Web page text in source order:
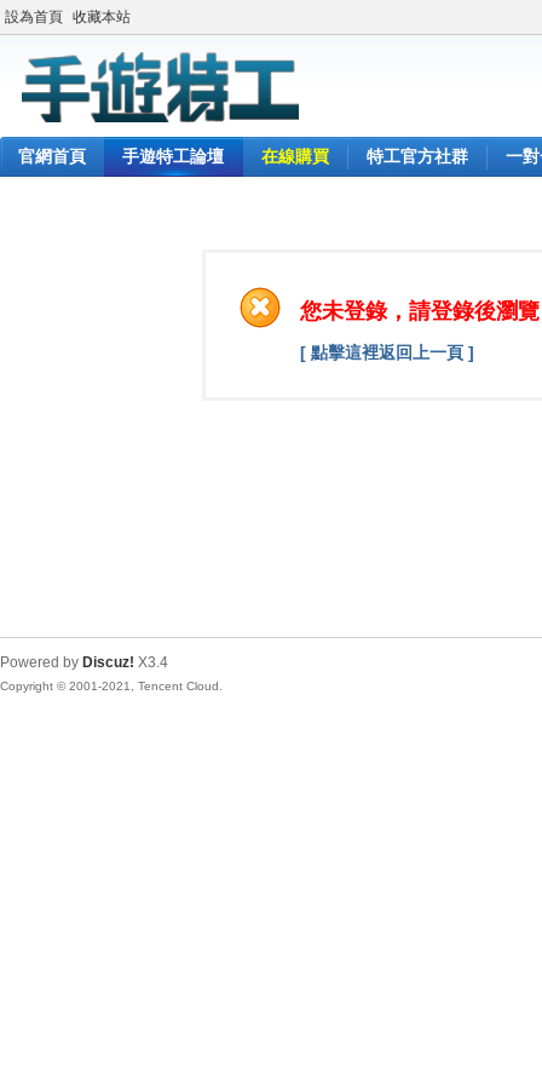
設為首頁 收藏本站
官網首頁 手遊特工論壇 在線購買 特工官方社群 一
您未登錄，請登錄後瀏
[ 點擊這裡返回上一頁 ]
Powered by Discuz! X3.4
Copyright © 2001-2021, Tencent Cloud.